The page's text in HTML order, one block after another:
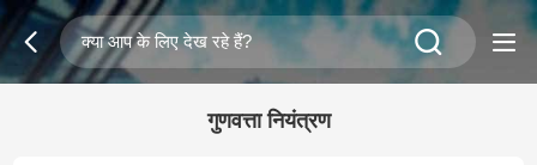
गुणवत्ता नियंत्रण